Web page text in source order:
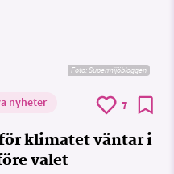
Foto: Supermijöbloggen
nyheter 7
klimatet väntar i
valet